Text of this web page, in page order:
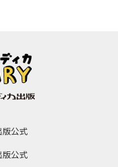
版公式
版公式